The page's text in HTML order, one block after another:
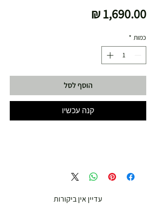
כמות *
הוסף לסל
קנה עכשיו
עדיין אין ביקורות